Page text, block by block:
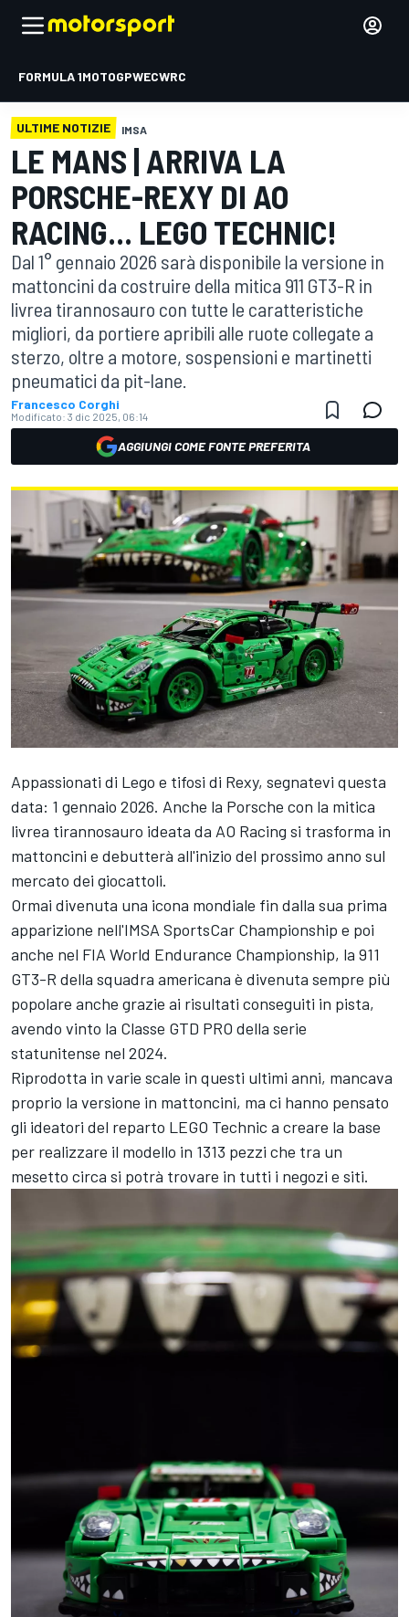
FORMULA 1MOTOGPWECWRC
ULTIME NOTIZIE IMSA
LE MANS | ARRIVA LA
PORSCHE-REXY DI AO
RACING... LEGO TECHNIC!
Dal 1° gennaio 2026 sarà disponibile la versione in
mattoncini da costruire della mitica 911 GT3-R in
livrea tirannosauro con tutte le caratteristiche
migliori, da portiere apribili alle ruote collegate a
sterzo, oltre a motore, sospensioni e martinetti
pneumatici da pit-lane.
Francesco Corghi
Modificato: 3 dic 2025, 06:14
AGGIUNGI COME FONTE PREFERITA
Appassionati di Lego e tifosi di Rexy, segnatevi questa
data: 1 gennaio 2026. Anche la Porsche con la mitica
livrea tirannosauro ideata da AO Racing si trasforma in
mattoncini e debutterà all'inizio del prossimo anno sul
mercato dei giocattoli.
Ormai divenuta una icona mondiale fin dalla sua prima
apparizione nell'IMSA SportsCar Championship e poi
anche nel FIA World Endurance Championship, la 911
GT3-R della squadra americana è divenuta sempre più
popolare anche grazie ai risultati conseguiti in pista,
avendo vinto la Classe GTD PRO della serie
statunitense nel 2024.
Riprodotta in varie scale in questi ultimi anni, mancava
proprio la versione in mattoncini, ma ci hanno pensato
gli ideatori del reparto LEGO Technic a creare la base
per realizzare il modello in 1313 pezzi che tra un
mesetto circa si potrà trovare in tutti i negozi e siti.